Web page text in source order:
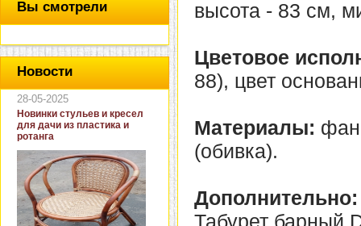
Вы смотрели
Новости
28-05-2025
Новинки стульев и кресел
для дачи из пластика и
ротанга
высота - 83 см,
Цветовое
88), цвет
Материалы:
(обивка).
Дополнительно:
Табурет барный